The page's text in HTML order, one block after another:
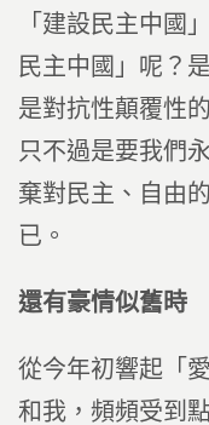
「建設民主中國
民主中國」呢？
是對抗性顛覆性
只不過是要我們
棄對民主、自由
已。
還有豪情似舊時
從今年初響起「
和我，頻頻受到